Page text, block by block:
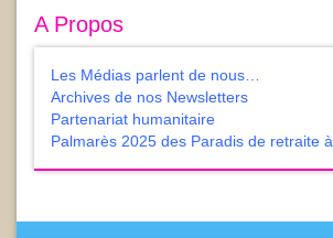
A Propos
Les Médias parlent de nous…
Archives de nos Newsletters
Partenariat humanitaire
Palmarès 2025 des Paradis de retraite